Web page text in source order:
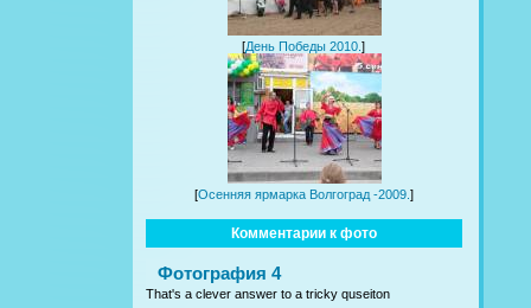
[День Победы 2010.]
[Осенняя ярмарка Волгоград -2009. ]
Комментарии к фото
Фотография 4
That's a clever answer to a tricky quseiton